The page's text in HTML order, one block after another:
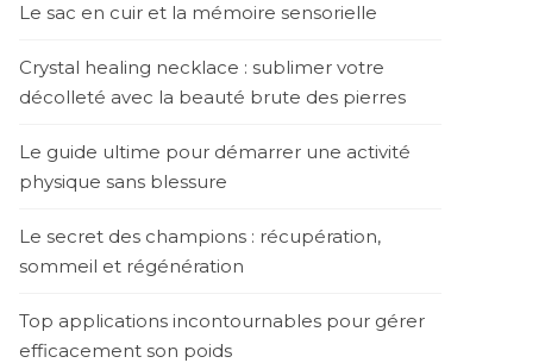
Le sac en cuir et la mémoire sensorielle
Crystal healing necklace : sublimer votre
décolleté avec la beauté brute des pierres
Le guide ultime pour démarrer une activité
physique sans blessure
Le secret des champions : récupération,
sommeil et régénération
Top applications incontournables pour gérer
efficacement son poids